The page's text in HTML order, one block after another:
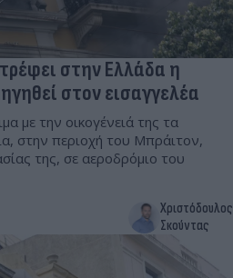
στην Ελλάδα η
στον εισαγγελέα
με την οικογένειά της τα
στην περιοχή του Μπράιτον,
της, σε αεροδρόμιο του
Χριστόδουλος
Σκούντας